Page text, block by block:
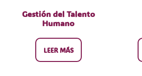
Gestión del Talento
Humano
LEER MÁS